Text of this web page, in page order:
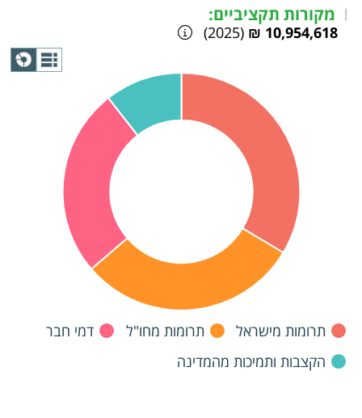
| מקורות תקציביים:
10,954,618 ₪
(2025)
תרומות מישראל תרומות מחו"ל
דמי חבר
הקצבות ותמיכות מהמדינה